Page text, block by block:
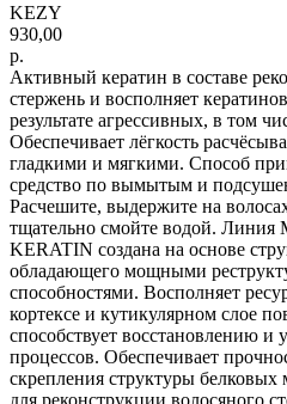
KEZY
930,00
р.
Активный кератин в составе
стержень и восполняет
результате агрессивных, в том
Обеспечивает лёгкость
гладкими и мягкими. Способ
средство по вымытым и
Расчешите, выдержите на
тщательно смойте водой.
KERATIN создана на основе
обладающего мощными
способностями. Восполняет
кортексе и кутикулярном слое
способствует восстановлению
процессов. Обеспечивает
скрепления структуры белковых
для реконструкции волосяного